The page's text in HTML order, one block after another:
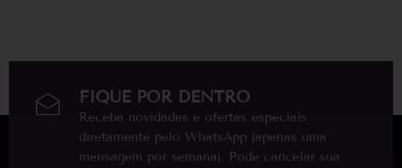
FIQUE POR DENTRO
Receba novidades e ofertas especiais
diretamente pelo WhatsApp (apenas uma
mensagem por semana). Pode cancelar sua